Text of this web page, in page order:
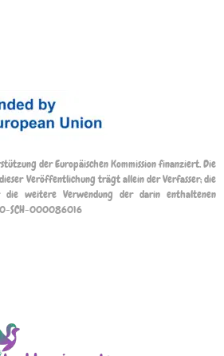
der Europäischen Kommission finanziert. Die
Veröffentlichung trägt allein der Verfasser; die
weitere Verwendung der darin enthaltenen
SCH-000086016